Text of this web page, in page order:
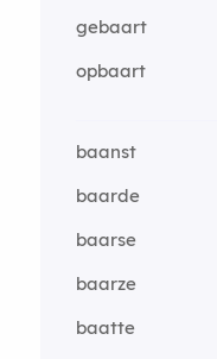
gebaart
opbaart
baanst
baarde
baarse
baarze
baatte